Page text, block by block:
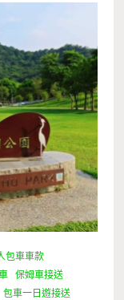
包車車款
保姆車接送
包車一日遊接送